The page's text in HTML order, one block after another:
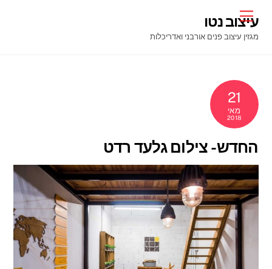
content
Menu
עיצוב נטו
מגזין עיצוב פנים אורבני ואדריכלות
21
מאי
2018
החדש- צילום גלעד רדט